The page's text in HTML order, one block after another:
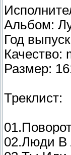
Альбом:
Год
Качество:
Размер:
Треклист:
02.Люди В